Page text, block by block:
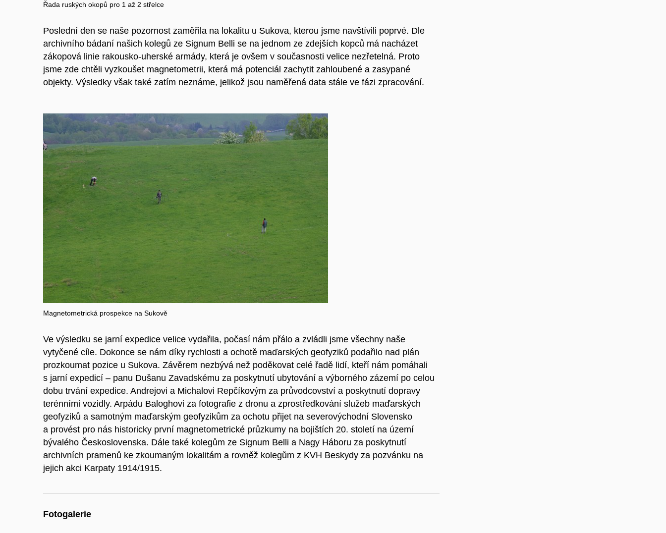
Řada ruských okopů pro 1 až 2 střelce
Poslední den se naše pozornost zaměřila na lokalitu u Sukova, kterou jsme navštívili poprvé. Dle
archivního bádaní našich kolegů ze Signum Belli se na jednom ze zdejších kopců má nacházet
zákopová linie rakousko-uherské armády, která je ovšem v současnosti velice nezřetelná. Proto
jsme zde chtěli vyzkoušet magnetometrii, která má potenciál zachytit zahloubené a zasypané
objekty. Výsledky však také zatím neznáme, jelikož jsou naměřená data stále ve fázi zpracování.
Magnetometrická prospekce na Sukově
Ve výsledku se jarní expedice velice vydařila, počasí nám přálo a zvládli jsme všechny naše
vytyčené cíle. Dokonce se nám díky rychlosti a ochotě maďarských geofyziků podařilo nad plán
prozkoumat pozice u Sukova. Závěrem nezbývá než poděkovat celé řadě lidí, kteří nám pomáhali
s jarní expedicí – panu Dušanu Zavadskému za poskytnutí ubytování a výborného zázemí po celou
dobu trvání expedice. Andrejovi a Michalovi Repčíkovým za průvodcovství a poskytnutí dopravy
terénními vozidly. Arpádu Baloghovi za fotografie z dronu a zprostředkování služeb maďarských
geofyziků a samotným maďarským geofyzikům za ochotu přijet na severovýchodní Slovensko
a provést pro nás historicky první magnetometrické průzkumy na bojištích 20. století na území
bývalého Československa. Dále také kolegům ze Signum Belli a Nagy Háboru za poskytnutí
archivních pramenů ke zkoumaným lokalitám a rovněž kolegům z KVH Beskydy za pozvánku na
jejich akci Karpaty 1914/1915.
Fotogalerie